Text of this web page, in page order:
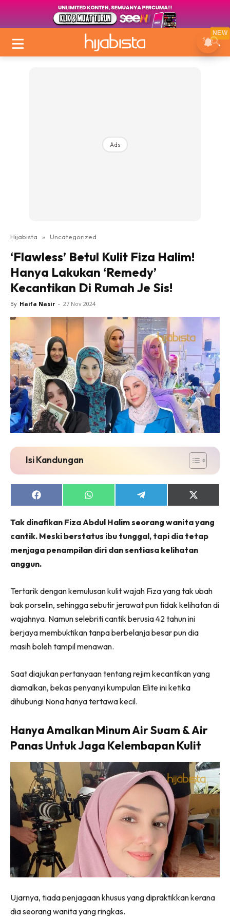
Ads
Hijabista » Uncategorized
‘Flawless’ Betul Kulit Fiza Halim!
Hanya Lakukan ‘Remedy’
Kecantikan Di Rumah Je Sis!
By Haifa Nasir - 27 Nov 2024
Isi Kandungan
Share
on
Share
on
Share
on
Share
on
(Twitter)
Tak dinafikan Fiza Abdul Halim seorang wanita yang
cantik. Meski berstatus ibu tunggal, tapi dia tetap
menjaga penampilan diri dan sentiasa kelihatan
anggun.
Tertarik dengan kemulusan kulit wajah Fiza yang tak ubah
bak porselin, sehingga sebutir jerawat pun tidak kelihatan di
wajahnya. Namun selebriti cantik berusia 42 tahun ini
berjaya membuktikan tanpa berbelanja besar pun dia
masih boleh tampil menawan.
Saat diajukan pertanyaan tentang rejim kecantikan yang
diamalkan, bekas penyanyi kumpulan Elite ini ketika
dihubungi Nona hanya tertawa kecil.
Hanya Amalkan Minum Air Suam & Air
Panas Untuk Jaga Kelembapan Kulit
Ujarnya, tiada penjagaan khusus yang dipraktikkan kerana
dia seorang wanita yang ringkas.
NEW